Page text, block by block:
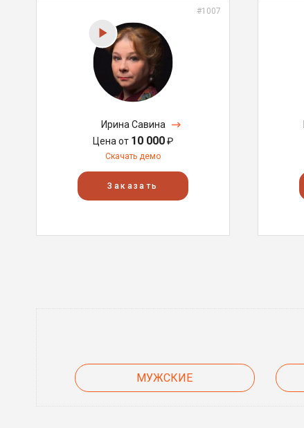
#1007
Ирина Савина
Цена от 10 000₽
Скачать демо
Заказать
МУЖСКИЕ